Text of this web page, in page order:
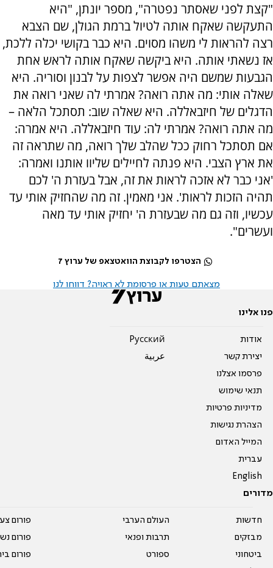
"קצת לפני שאסתר נפטרה", מספר יונתן, "היא
התעקשה שאקח אותה לטיול ברמת הגולן, שם הצבא
רצה להראות לי משהו מסוים. היא כבר בקושי יכלה ללכת,
אז נשאתי אותה. היא ביקשה שאקח אותה לראש אחת
הגבעות שמשם היה אפשר לצפות על לבנון וסוריה. היא
שאלה אותי: מה אתה רואה? אמרתי לה שאני רואה את
הדגלים של חיזבאללה. היא שאלה שוב: תסתכל הלאה –
מה אתה רואה? אמרתי לה: עוד חיזבאללה. היא אמרה:
אם תסתכל רחוק ככל שהלב שלך רואה, מה שתראה זה
את ארץ הצבי. היא פנתה לחיילים שליוו אותנו ואמרה:
'אני כבר לא אזכה לראות את זה, אבל בעזרת ה' לכם
תהיה הזכות לראות'. אני מאמין. זה מה שהחזיק אותי עד
עכשיו, וזה גם מה שבעזרת ה' יחזיק אותי עד מאה
ועשרים".
הצטרפו לקבוצת הוואטצאפ של ערוץ 7
מצאתם טעות או פרסומת לא ראויה? דווחו לנו
פנו אלינו
אודות
יצירת קשר
פרסמו אצלנו
תנאי שימוש
מדיניות פרטיות
הצהרת נגישות
המייל האדום
עברית
English
Pусский
عربية
מדורים
חדשות
מבזקים
ביטחוני
העולם הערבי
תרבות ופנאי
ספורט
פורום
פורום
פורום